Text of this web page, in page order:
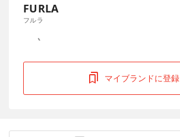
FURLA
フルラ
マイブランドに登録